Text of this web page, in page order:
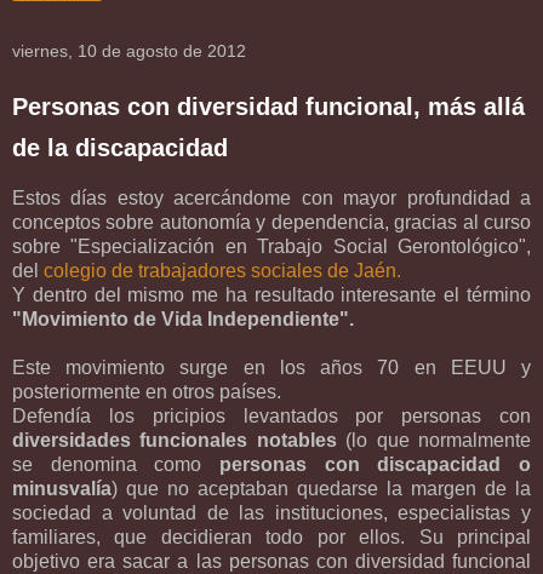
viernes, 10 de agosto de 2012
Personas con diversidad funcional, más allá
de la discapacidad
Estos días estoy acercándome con mayor profundidad a
conceptos sobre autonomía y dependencia, gracias al curso
sobre "Especialización en Trabajo Social Gerontológico",
del colegio de trabajadores sociales de Jaén.
Y dentro del mismo me ha resultado interesante el término
"Movimiento de Vida Independiente".
Este movimiento surge en los años 70 en EEUU y
posteriormente en otros países.
Defendía los pricipios levantados por personas con
diversidades funcionales notables(lo que normalmente
se denomina como personas con discapacidad o
minusvalía) que no aceptaban quedarse la margen de la
sociedad a voluntad de las instituciones, especialistas y
familiares, que decidieran todo por ellos. Su principal
objetivo era sacar a las personas con diversidad funcional